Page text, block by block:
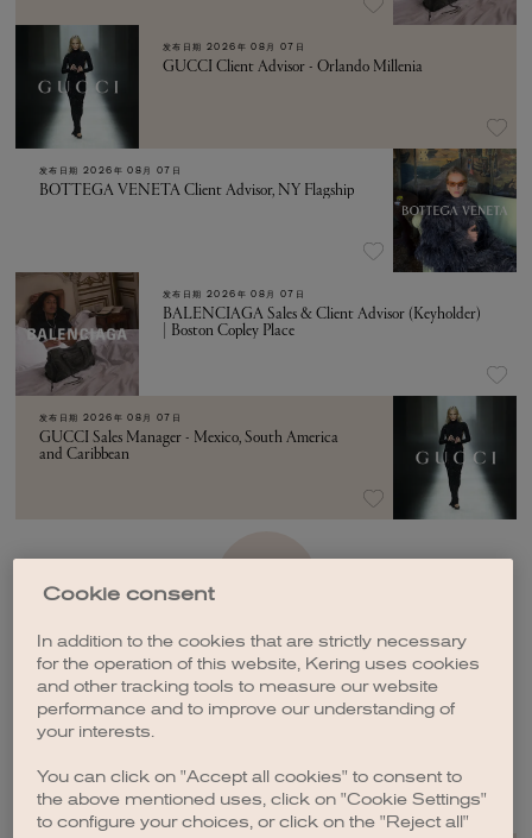
发布日期 2026年 08月 07日
GUCCI Client Advisor - Orlando Millenia
发布日期 2026年 08月 07日
BOTTEGA VENETA Client Advisor, NY Flagship
发布日期 2026年 08月 07日
BALENCIAGA Sales & Client Advisor (Keyholder)
| Boston Copley Place
发布日期 2026年 08月 07日
GUCCI Sales Manager - Mexico, South America
and Caribbean
Cookie consent
In addition to the cookies that are strictly necessary
for the operation of this website, Kering uses cookies
and other tracking tools to measure our website
performance and to improve our understanding of
your interests.
You can click on "Accept all cookies" to consent to
the above mentioned uses, click on "Cookie Settings"
to configure your choices, or click on the "Reject all"